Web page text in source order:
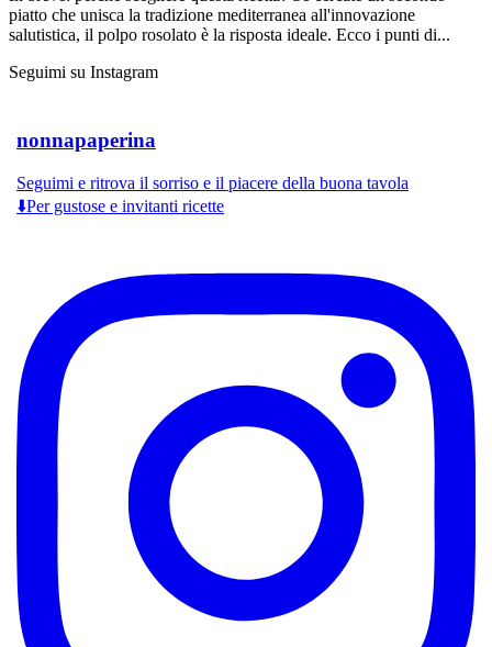
piatto che unisca la tradizione mediterranea all'innovazione
salutistica, il polpo rosolato è la risposta ideale. Ecco i punti di...
Seguimi su Instagram
nonnapaperina
Seguimi e ritrova il sorriso e il piacere della buona tavola
⬇️Per gustose e invitanti ricette